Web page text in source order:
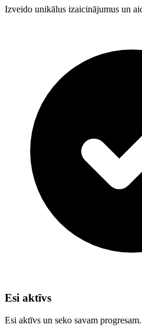
Izveido unikālus izaicinājumus un
Esi aktīvs
Esi aktīvs un seko savam progresam.